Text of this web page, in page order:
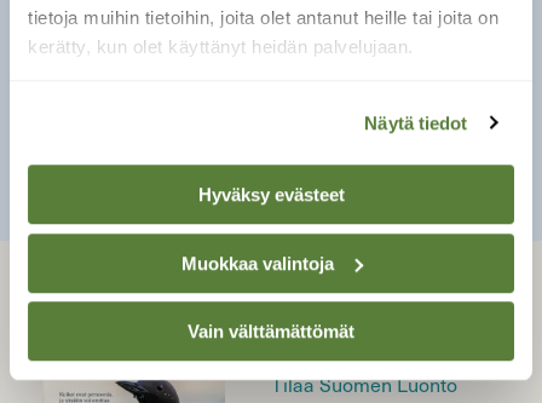
tietoja muihin tietoihin, joita olet antanut heille tai joita on
kerätty, kun olet käyttänyt heidän palvelujaan.
Näytä tiedot
Hyväksy evästeet
Muokkaa valintoja
Vain välttämättömät
Puhdista pönttö vuosittain ja laita sinne uudet
pehmikkeet.
SULJE
LEHTI
Tilaa Suomen Luonto